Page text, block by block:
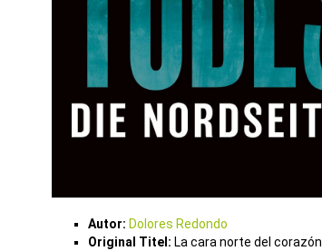
Autor: Dolores Redondo
Original Titel: La cara norte del corazón